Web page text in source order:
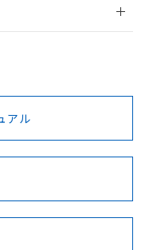
録
前に、以下を必ずお読
BV型式承認
（フランス
KR型式
（韓国
No No
アル